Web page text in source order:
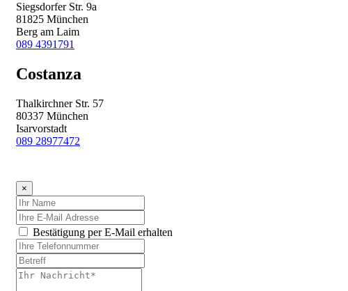
Siegsdorfer Str. 9a
81825 München
Berg am Laim
089 4391791
Costanza
Thalkirchner Str. 57
80337 München
Isarvorstadt
089 28977472
×
Bestätigung per E-Mail erhalten